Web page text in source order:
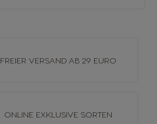
FREIER VERSANDAB 29 EURO
ONLINE EXKLUSIVE SORTEN